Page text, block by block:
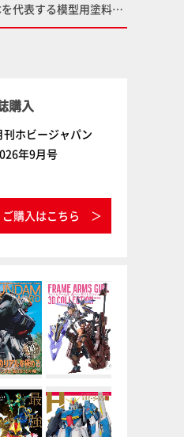
試し読み】
代表する模型用塗料
ー」やツールメーカー
GSIクレオス」が語るラ
購入
刊ホビージャパン
年9月号
ご購入はこちら